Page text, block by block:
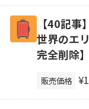
【40記
世界のエ
完全削除】
販売価格